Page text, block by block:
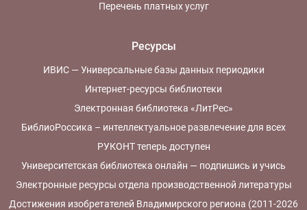
Перечень платных услуг
Ресурсы
ИВИС — Универсальные базы данных периодики
Интернет-ресурсы библиотеки
Электронная библиотека «ЛитРес»
БиблиоРоссика – интеллектуальное развлечение для всех
РУКОНТ теперь доступен
Университетская библиотека онлайн — подпишись и учись
Электронные ресурсы отдела производственной литературы
Достижения изобретателей Владимирского региона (2011-2026